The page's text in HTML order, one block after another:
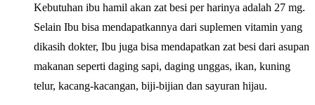
Kebutuhan ibu hamil akan zat besi per harinya adalah 27 mg.
Selain Ibu bisa mendapatkannya dari suplemen vitamin yang
dikasih dokter, Ibu juga bisa mendapatkan zat besi dari asupan
makanan seperti daging sapi, daging unggas, ikan, kuning
telur, kacang-kacangan, biji-bijian dan sayuran hijau.